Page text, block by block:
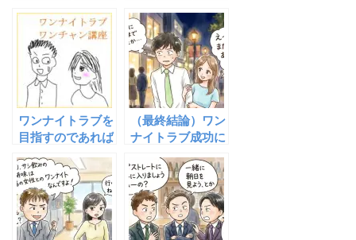
環境作り
ワンナイトラブを
目指すのであれば
させてはいけない
～ニーズを高める
会話方法
（最終結論）ワン
ナイトラブ成功に
目をついに解説し
ます